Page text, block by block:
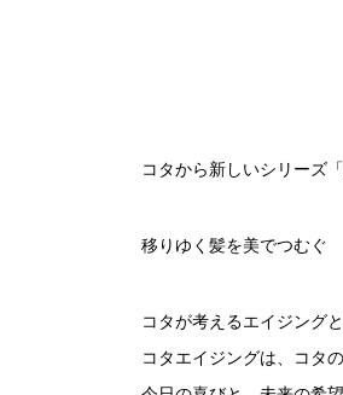
コタから新しいシリーズ
移りゆく髪を美でつむぐ
コタが考えるエイジング
コタエイジングは、コタ